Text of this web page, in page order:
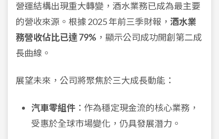
營運結構出現重大轉變，酒水業務已成為最主要
的營收來源。根據 2025 年前三季財報， 酒水業
務營收佔比已達 79% ，顯示公司成功開創第二成
長曲線。
展望未來，公司將聚焦於三大成長動能：
汽車零組件 ：作為穩定現金流的核心業務，
受惠於全球市場變化，仍具發展潛力。